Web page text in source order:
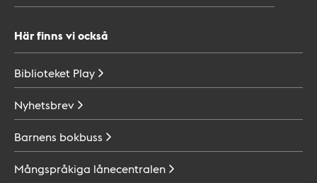
Här finns vi också
Biblioteket Play
Nyhetsbrev
Barnens bokbuss
Mångspråkiga lånecentralen